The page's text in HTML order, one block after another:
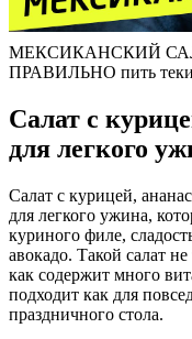
МЕКСИКАНСКИЙ
ПРАВИЛЬНО пить
Салат с
для легкого
Салат с курицей,
для легкого ужина,
куриного филе,
авокадо. Такой салат
как содержит много
подходит как для
праздничного стола.